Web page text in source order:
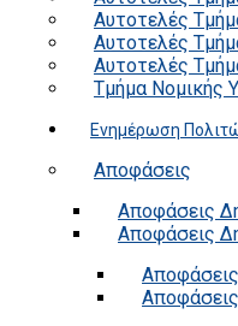
Αυτοτελές
Αυτοτελές
Αυτοτελές
Τμήμα Νομικής
Ενημέρωση
Αποφάσεις
Αποφάσεις
Αποφάσεις